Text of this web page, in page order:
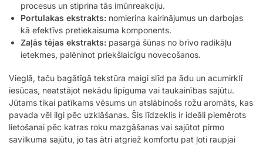
procesus un stiprina tās imūnreakciju.
Portulakas ekstrakts: nomierina kairinājumus un darbojas
kā efektīvs pretiekaisuma komponents.
Zaļās tējas ekstrakts: pasargā šūnas no brīvo radikāļu
ietekmes, palēninot priekšlaicīgu novecošanos.
Vieglā, taču bagātīgā tekstūra maigi slīd pa ādu un acumirklī
iesūcas, neatstājot nekādu lipīguma vai taukainības sajūtu.
Jūtams tikai patīkams vēsums un atslābinošs rožu aromāts, kas
pavada vēl ilgi pēc uzklāšanas. Šis līdzeklis ir ideāli piemērots
lietošanai pēc katras roku mazgāšanas vai sajūtot pirmo
savilkuma sajūtu, jo tas ātri atgriež komfortu pat ļoti raupjai